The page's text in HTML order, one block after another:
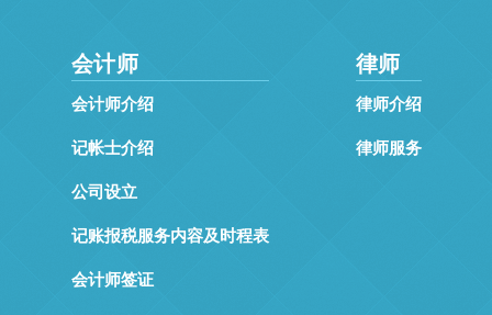
会计师
会计师介绍
记帐士介绍
公司设立
记账报税服务内容及时程表
会计师签证
律师
律师介绍
律师服务